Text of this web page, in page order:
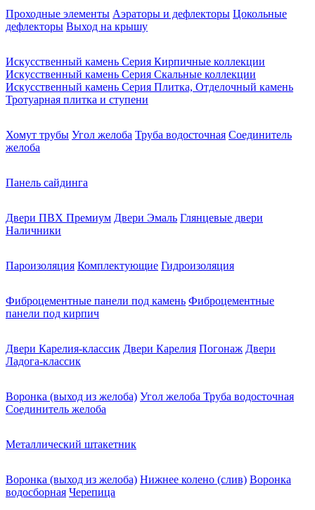
Проходные элементы Аэраторы и дефлекторы Цокольные
дефлекторы Выход на крышу
Искусственный камень Серия Кирпичные коллекции
Искусственный камень Серия Скальные коллекции
Искусственный камень Серия Плитка, Отделочный камень
Тротуарная плитка и ступени
Хомут трубы Угол желоба Труба водосточная Соединитель
желоба
Панель сайдинга
Двери ПВХ Премиум Двери Эмаль Глянцевые двери
Наличники
Пароизоляция Комплектующие Гидроизоляция
Фиброцементные панели под камень Фиброцементные
панели под кирпич
Двери Карелия-классик Двери Карелия Погонаж Двери
Ладога-классик
Воронка (выход из желоба) Угол желоба Труба водосточная
Соединитель желоба
Металлический штакетник
Воронка (выход из желоба) Нижнее колено (слив) Воронка
водосборная Черепица